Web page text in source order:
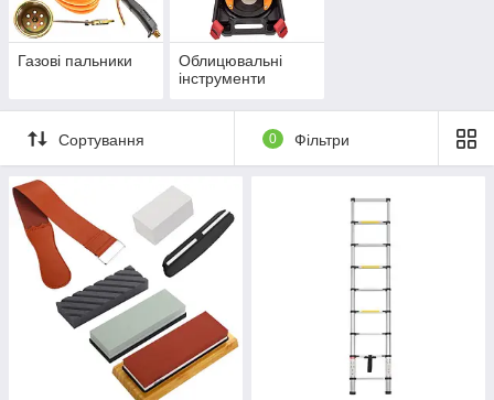
Газові пальники
Облицювальні
інструменти
Сортування 0 Фільтри